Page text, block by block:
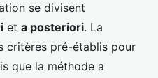
se divisent
et a posteriori. La
critères pré-établis pour
que la méthode a